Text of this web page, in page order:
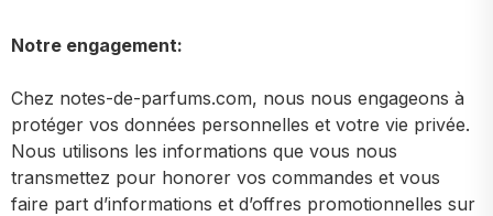
Notre engagement:
Chez notes-de-parfums.com, nous nous engageons à
protéger vos données personnelles et votre vie privée.
Nous utilisons les informations que vous nous
transmettez pour honorer vos commandes et vous
faire part d’informations et d’offres promotionnelles sur